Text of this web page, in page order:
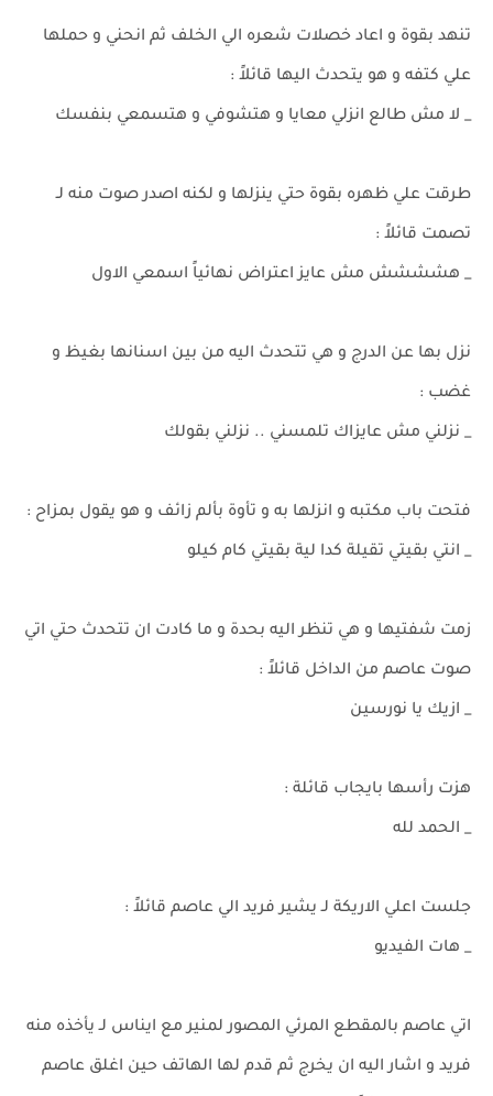
تنهد بقوة و اعاد خصلات شعره الي الخلف ثم انحني و حملها
علي كتفه و هو يتحدث اليها قائلاً :
_ لا مش طالع انزلي معايا و هتشوفي و هتسمعي بنفسك
طرقت علي ظهره بقوة حتي ينزلها و لكنه اصدر صوت منه لـ
تصمت قائلاً :
_ هشششش مش عايز اعتراض نهائياً اسمعي الاول
نزل بها عن الدرج و هي تتحدث اليه من بين اسنانها بغيظ و
غضب :
_ نزلني مش عايزاك تلمسني .. نزلني بقولك
فتحت باب مكتبه و انزلها به و تأوة بألم زائف و هو يقول بمزاح :
_ انتي بقيتي تقيلة كدا لية بقيتي كام كيلو
زمت شفتيها و هي تنظر اليه بحدة و ما كادت ان تتحدث حتي اتي
صوت عاصم من الداخل قائلاً :
_ ازيك يا نورسين
هزت رأسها بايجاب قائلة :
_ الحمد لله
جلست اعلي الاريكة لـ يشير فريد الي عاصم قائلاً :
_ هات الفيديو
اتي عاصم بالمقطع المرئي المصور لمنير مع ايناس لـ يأخذه منه
فريد و اشار اليه ان يخرج ثم قدم لها الهاتف حين اغلق عاصم